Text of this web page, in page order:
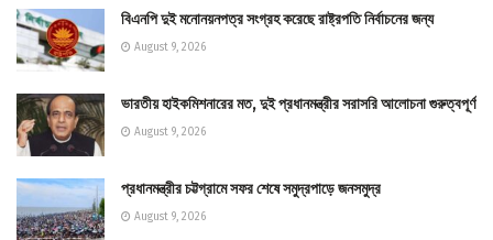
বিএনপি দুই মনোনয়নপত্র সংগ্রহ করেছে রাষ্ট্রপতি নির্বাচনের জন্য
August 9, 2026
ভারতীয় হাইকমিশনারের মত, দুই প্রধানমন্ত্রীর সরাসরি আলোচনা গুরুত্বপূর্ণ
August 9, 2026
প্রধানমন্ত্রীর চট্টগ্রামে সফর শেষে সমুদ্রপাড়ে জনসমুদ্র
August 9, 2026